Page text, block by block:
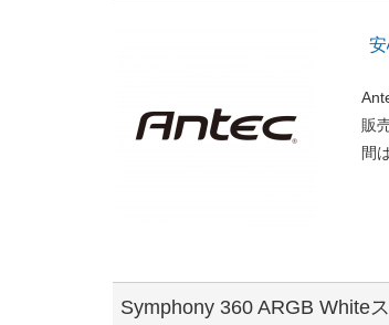
販
間
Symphony 360 ARGB White